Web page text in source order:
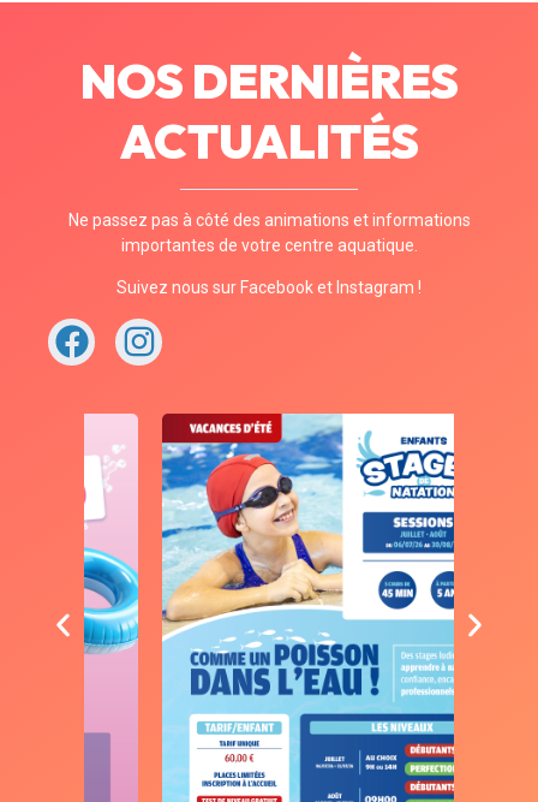
NOS DERNIÈRES
ACTUALITÉS
Ne passez pas à côté des animations et informations
importantes de votre centre aquatique.
Suivez nous sur Facebook et Instagram !